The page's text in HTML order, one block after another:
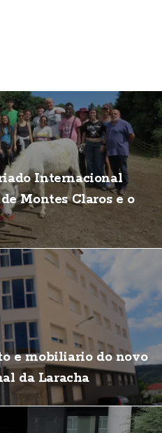
Internacional
Montes Claros e o
e mobiliario do novo
da Laracha